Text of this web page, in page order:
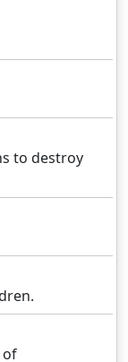
to destroy
of